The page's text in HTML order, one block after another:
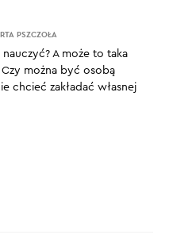
PSZCZOŁA
A może to taka
można być osobą
chcieć zakładać własnej